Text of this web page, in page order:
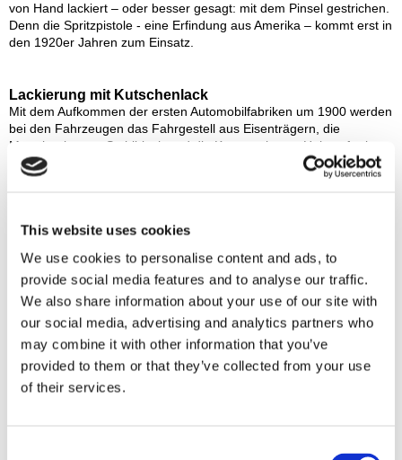
This website uses cookies
We use cookies to personalise content and ads, to
provide social media features and to analyse our traffic.
We also share information about your use of our site with
our social media, advertising and analytics partners who
may combine it with other information that you’ve
provided to them or that they’ve collected from your use
of their services.
von Hand lackiert – oder besser gesagt: mit dem Pinsel gestrichen.
Denn die Spritzpistole - eine Erfindung aus Amerika – kommt erst in
den 1920er Jahren zum Einsatz.
Lackierung mit Kutschenlack
Mit dem Aufkommen der ersten Automobilfabriken um 1900 werden
bei den Fahrzeugen das Fahrgestell aus Eisenträgern, die
Motorhaube aus Stahlblech und die Karosserie aus Holz gefertigt.
Vor der Lackierung müssen die Oberflächen mühevoll geglättet
werden, da die Blechteile von Hand oder mit einem mechanischen
Spachtelgänge und einige Zwischenanstriche mit langen
Kutschenlacke bezeichnet, weil sie sich von den bislang für
Kutschen verwendeten Lacken nicht unterscheiden. Wählen kann
man zwischen Öllacken auf Leinölbasis oder – wenn es etwas
Besonderes sein soll - teuren Bernsteinlacken.
Wenige Farben zur Auswahl
Zu Beginn des 20. Jahrhunderts sind die Lackierungen längst nicht
hohen Schichtdicke nicht sehr flexibel. Eine Reparaturlackierung ist